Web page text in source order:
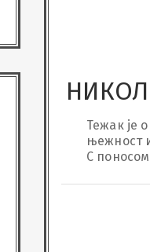
Тежак је
њежност
С